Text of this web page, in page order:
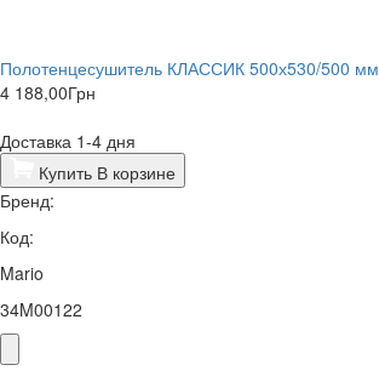
Полотенцесушитель КЛАССИК 500х530/500 мм
4 188,00Грн
Доставка 1-4 дня
Купить В корзине
Бренд:
Код:
Mario
34M00122